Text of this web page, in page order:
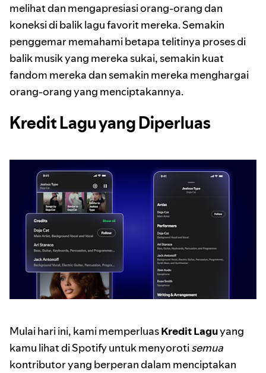
melihat dan mengapresiasi orang-orang dan
koneksi di balik lagu favorit mereka. Semakin
penggemar memahami betapa telitinya proses di
balik musik yang mereka sukai, semakin kuat
fandom mereka dan semakin mereka menghargai
orang-orang yang menciptakannya.
Kredit Lagu yang Diperluas
Mulai hari ini, kami memperluasKredit Laguyang
kamu lihat di Spotify untuk menyorotisemua
kontributor yang berperan dalam menciptakan